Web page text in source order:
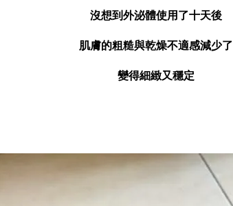
沒想到外泌體使用了十天後
肌膚的粗糙與乾燥不適感減少了
變得細緻又穩定